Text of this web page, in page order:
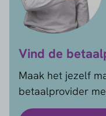
Vind de
Maak het jezelf
betaalprovider